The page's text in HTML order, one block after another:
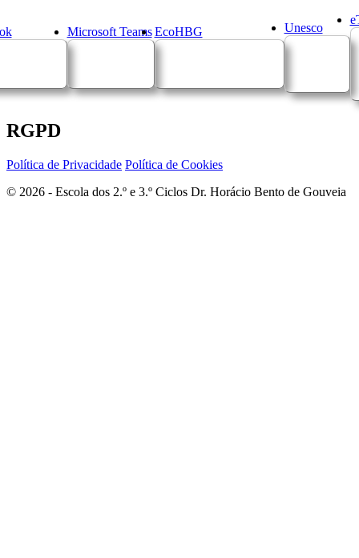
Microsoft Teams EcoHBG Unesco
RGPD
Política de Privacidade Política de Cookies
© 2026 - Escola dos 2.º e 3.º Ciclos Dr. Horácio Bento de Gouveia